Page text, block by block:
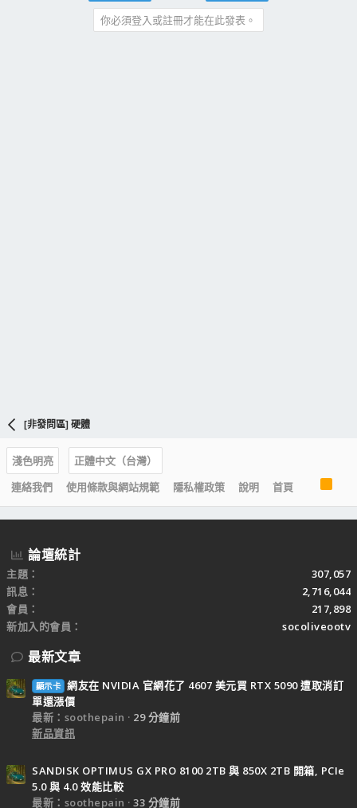
你必須登入或註冊才能在此發表。
[非發問區] 硬體
淺色明亮
正體中文（台灣）
連絡我們
使用條款與網站規範 隱私權政策 說明 首頁
S
論壇統計
主題
307,057
訊息
2,716,044
會員
217,898
新加入的會員
socoliveootv
最新文章
顯示卡 網友在 NVIDIA 官網花了 4607 美元買 RTX 5090 遭取消訂
單還漲價
最新：soothepain
29 分鐘前
新品資訊
SANDISK OPTIMUS GX PRO 8100 2TB 與 850X 2TB 開箱, PCIe
5.0 與 4.0 效能比較
最新：soothepain
33 分鐘前